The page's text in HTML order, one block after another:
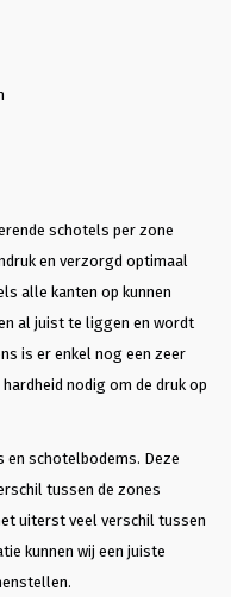
schotels per zone
en verzorgd optimaal
alle kanten op kunnen
al juist te liggen en wordt
is er enkel nog een zeer
nodig om de druk op
en schotelbodems. Deze
tussen de zones
uiterst veel verschil tussen
kunnen wij een juiste